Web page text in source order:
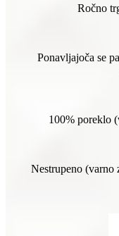
Ročno
Ponavljajoča se
100% poreklo
Nestrupeno (varno